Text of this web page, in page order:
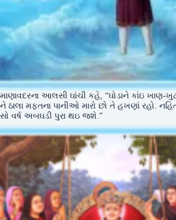
માણાવદરના આલસી ઘાંચી કહે, “ઘોડાને કાંઇ ખાણ-
ને ઠાલા મફતના પાનીઓ મારો છો તે હખણાં રહો.
સો વર્ષ અબઘડી પુરા થઇ જશે.”